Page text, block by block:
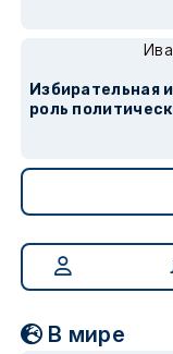
Избирательная
роль
В мире